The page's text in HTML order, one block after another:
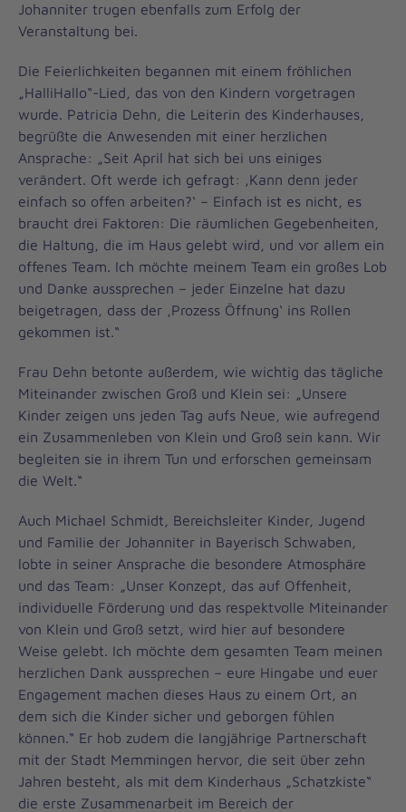
Johanniter trugen ebenfalls zum Erfolg der
Veranstaltung bei.
Die Feierlichkeiten begannen mit einem fröhlichen
„HalliHallo“-Lied, das von den Kindern vorgetragen
wurde. Patricia Dehn, die Leiterin des Kinderhauses,
begrüßte die Anwesenden mit einer herzlichen
Ansprache: „Seit April hat sich bei uns einiges
verändert. Oft werde ich gefragt: ‚Kann denn jeder
einfach so offen arbeiten?‘ – Einfach ist es nicht, es
braucht drei Faktoren: Die räumlichen Gegebenheiten,
die Haltung, die im Haus gelebt wird, und vor allem ein
offenes Team. Ich möchte meinem Team ein großes Lob
und Danke aussprechen – jeder Einzelne hat dazu
beigetragen, dass der ‚Prozess Öffnung‘ ins Rollen
gekommen ist.“
Frau Dehn betonte außerdem, wie wichtig das tägliche
Miteinander zwischen Groß und Klein sei: „Unsere
Kinder zeigen uns jeden Tag aufs Neue, wie aufregend
ein Zusammenleben von Klein und Groß sein kann. Wir
begleiten sie in ihrem Tun und erforschen gemeinsam
die Welt.“
Auch Michael Schmidt, Bereichsleiter Kinder, Jugend
und Familie der Johanniter in Bayerisch Schwaben,
lobte in seiner Ansprache die besondere Atmosphäre
und das Team: „Unser Konzept, das auf Offenheit,
individuelle Förderung und das respektvolle Miteinander
von Klein und Groß setzt, wird hier auf besondere
Weise gelebt. Ich möchte dem gesamten Team meinen
herzlichen Dank aussprechen – eure Hingabe und euer
Engagement machen dieses Haus zu einem Ort, an
dem sich die Kinder sicher und geborgen fühlen
können.“ Er hob zudem die langjährige Partnerschaft
mit der Stadt Memmingen hervor, die seit über zehn
Jahren besteht, als mit dem Kinderhaus „Schatzkiste“
die erste Zusammenarbeit im Bereich der